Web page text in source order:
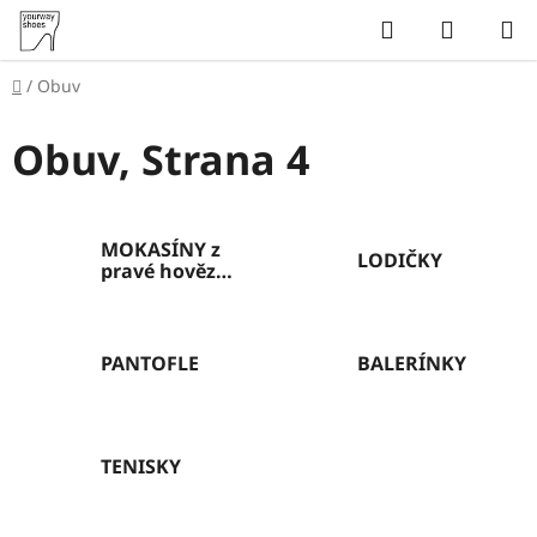
Přejít
obsah
Hledat
KOŠÍK
Domů
/ Obuv
Obuv, Strana 4
MOKASÍNY z
pravé hovězí
LODIČKY
PANTOFLE BALERÍNKY
TENISKY